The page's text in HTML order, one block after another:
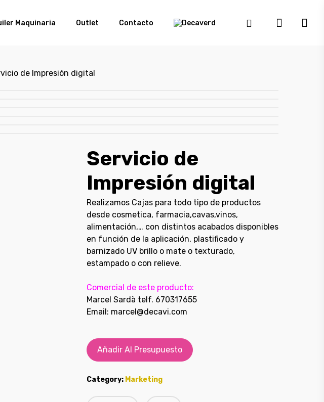
Maquinaria Outlet Contacto
de Impresión digital
Servicio de
Impresión digital
Realizamos Cajas para todo tipo de productos
desde cosmetica, farmacia,cavas,vinos,
alimentación,… con distintos acabados disponibles
en función de la aplicación, plastificado y
barnizado UV brillo o mate o texturado,
estampado o con relieve.
Comercial de este producto:
Marcel Sardà telf. 670317655
Email: marcel@decavi.com
Añadir Al Presupuesto
Category: Marketing